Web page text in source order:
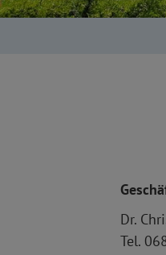
Dr.
Tel.